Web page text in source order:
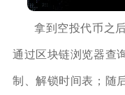
拿到空投代币之
通过区块链浏览器查
制、解锁时间表；随